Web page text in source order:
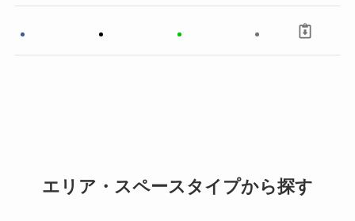
エリア・スペースタイプから探す